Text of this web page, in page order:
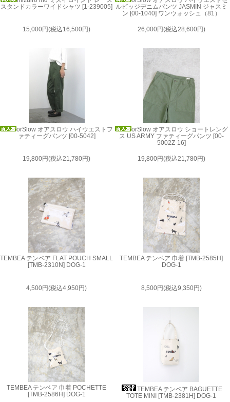
スタンドカラーワイドシャツ [1-239005]
15,000円(税込16,500円)
ルビッジデニムパンツ JASMIN ジャスミ
ン [00-1040] ワンウォッシュ（81）
26,000円(税込28,600円)
orSlow オアスロウ ハイウエストフ
ァティーグパンツ [00-5042]
19,800円(税込21,780円)
orSlow オアスロウ ショートレング
ス US ARMY ファティーグパンツ [00-
5002Z-16]
19,800円(税込21,780円)
TEMBEA テンベア FLAT POUCH SMALL
[TMB-2310N] DOG-1
4,500円(税込4,950円)
TEMBEA テンベア 巾着 [TMB-2585H]
DOG-1
8,500円(税込9,350円)
TEMBEA テンベア 巾着 POCHETTE
[TMB-2586H] DOG-1
TEMBEA テンベア BAGUETTE
TOTE MINI [TMB-2381H] DOG-1